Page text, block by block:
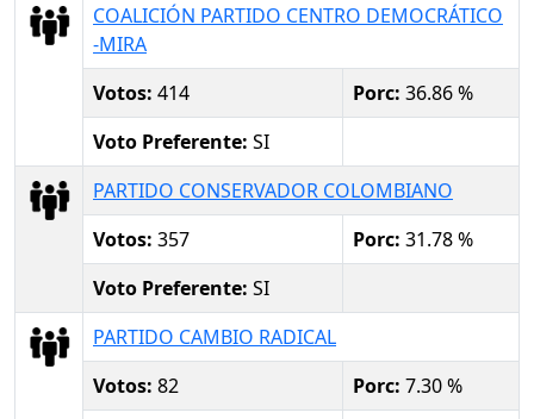
COALICIÓN PARTIDO CENTRO DEMOCRÁTICO
-MIRA
Votos: 414 Porc: 36.86 %
Voto Preferente: SI
PARTIDO CONSERVADOR COLOMBIANO
Votos: 357 Porc: 31.78 %
Voto Preferente: SI
PARTIDO CAMBIO RADICAL
Votos: 82 Porc: 7.30 %